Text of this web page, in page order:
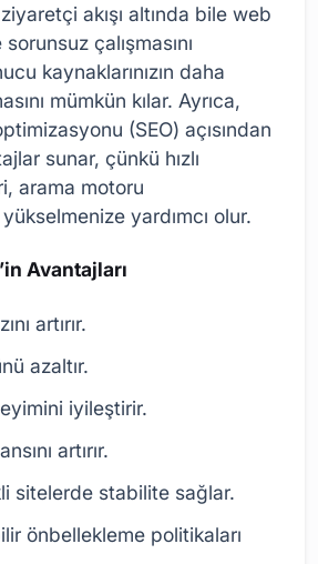
akışı altında bile web
çalışmasını
kaynaklarınızın daha
mümkün kılar. Ayrıca,
(SEO) açısından
sunar, çünkü hızlı
arama motoru
yükselmenize yardımcı olur.
Avantajları
artırır.
azaltır.
iyileştirir.
artırır.
sitelerde stabilite sağlar.
önbellekleme politikaları